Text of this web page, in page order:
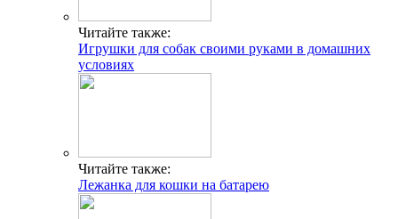
Читайте также:
Игрушки для собак своими руками в домашних
условиях
Читайте также:
Лежанка для кошки на батарею